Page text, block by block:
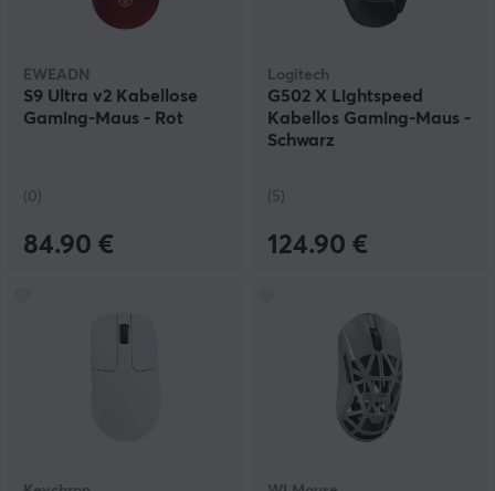
EWEADN
S9 Ultra v2 Kabellose
Gaming-Maus - Rot
(0)
84.90 €
Logitech
G502 X Lightspeed
Kabellos Gaming-Maus -
Schwarz
(5)
124.90 €